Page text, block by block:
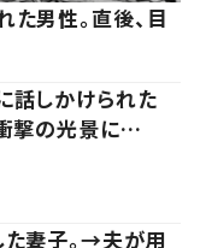
男性。直後、目
しかけられた
撃の光景に…
妻子。→夫が用